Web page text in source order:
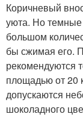
Коричневый
уюта. Но темные
большом
бы сжимая его.
рекомендуются
площадью от 20
допускаются
шоколадного